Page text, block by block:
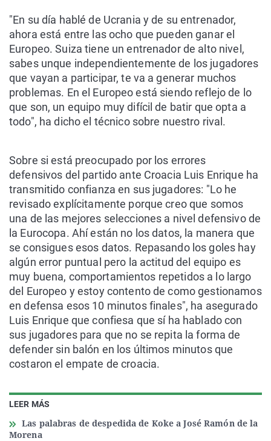
LEER MÁS
Las palabras de despedida de Koke a José Ramón de la
Morena
"En su día hablé de Ucrania y de su entrenador,
ahora está entre las ocho que pueden ganar el
Europeo. Suiza tiene un entrenador de alto nivel,
sabes unque independientemente de los jugadores
que vayan a participar, te va a generar muchos
problemas. En el Europeo está siendo reflejo de lo
que son, un equipo muy difícil de batir que opta a
todo", ha dicho el técnico sobre nuestro rival.
Sobre si está preocupado por los errores
defensivos del partido ante Croacia Luis Enrique ha
transmitido confianza en sus jugadores: "Lo he
revisado explícitamente porque creo que somos
una de las mejores selecciones a nivel defensivo de
la Eurocopa. Ahí están no los datos, la manera que
se consigues esos datos. Repasando los goles hay
algún error puntual pero la actitud del equipo es
muy buena, comportamientos repetidos a lo largo
del Europeo y estoy contento de como gestionamos
en defensa esos 10 minutos finales", ha asegurado
Luis Enrique que confiesa que sí ha hablado con
sus jugadores para que no se repita la forma de
defender sin balón en los últimos minutos que
costaron el empate de croacia.